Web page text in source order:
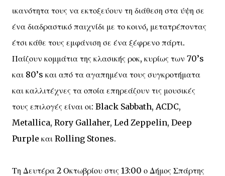
ικανότητα τους να εκτοξεύουν τη διάθεση στα ύψη σε
ένα διαδραστικό παιχνίδι με το κοινό, μετατρέποντας
έτσι κάθε τους εμφάνιση σε ένα ξέφρενο πάρτι.
Παίζουν κομμάτια της κλασικής ροκ, κυρίως των 70’s
και 80’s και από τα αγαπημένα τους συγκροτήματα
και καλλιτέχνες τα οποία επηρεάζουν τις μουσικές
τους επιλογές είναι οι: Black Sabbath, ACDC,
Metallica, Rory Gallaher, Led Zeppelin, Deep
Purple και Rolling Stones.
Τη Δευτέρα 2 Οκτωβρίου στις 13:00 ο Δήμος Σπάρτης